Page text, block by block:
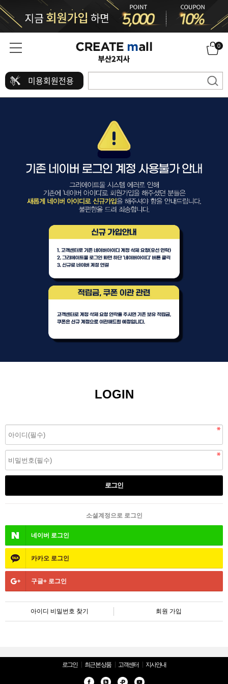
0
미용회원전용
LOGIN
소셜계정으로 로그인
네이버 로그인
카카오 로그인
구글+ 로그인
아이디 비밀번호 찾기 회원 가입
로그인 최근 본 상품 고객센터 지사안내